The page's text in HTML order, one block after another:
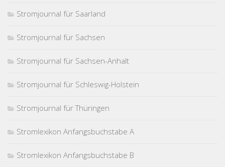
Stromjournal für Saarland
Stromjournal für Sachsen
Stromjournal für Sachsen-Anhalt
Stromjournal für Schleswig-Holstein
Stromjournal für Thüringen
Stromlexikon Anfangsbuchstabe A
Stromlexikon Anfangsbuchstabe B